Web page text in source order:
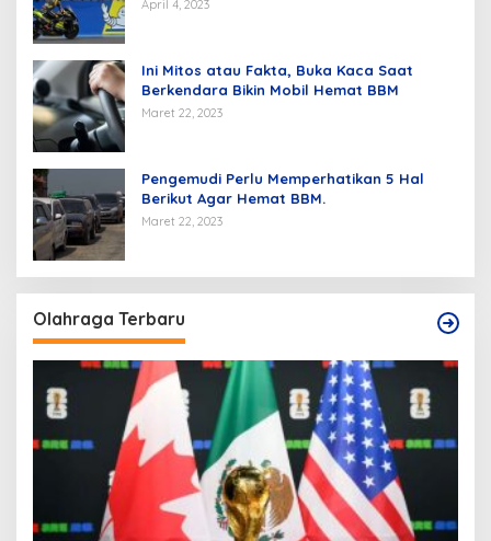
April 4, 2023
Ini Mitos atau Fakta, Buka Kaca Saat
Berkendara Bikin Mobil Hemat BBM
Maret 22, 2023
Pengemudi Perlu Memperhatikan 5 Hal
Berikut Agar Hemat BBM.
Maret 22, 2023
Olahraga Terbaru